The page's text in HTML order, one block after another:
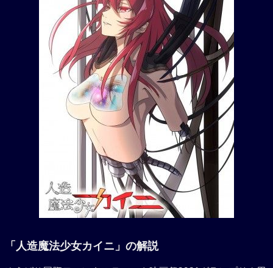
「人造魔法少女カイニ」の解説